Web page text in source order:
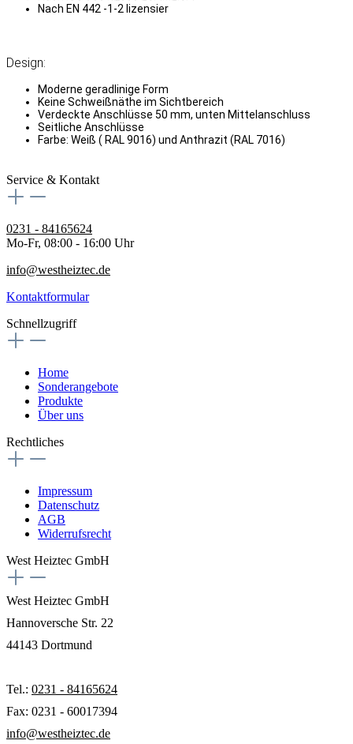
Nach EN 442 -1-2 lizensier
Design:
Moderne geradlinige Form
Keine Schweißnäthe im Sichtbereich
Verdeckte Anschlüsse 50 mm, unten Mittelanschluss
Seitliche Anschlüsse
Farbe: Weiß ( RAL 9016) und Anthrazit (RAL 7016)
Service & Kontakt
0231 - 84165624
Mo-Fr, 08:00 - 16:00 Uhr
info@westheiztec.de
Kontaktformular
Schnellzugriff
Home
Sonderangebote
Produkte
Über uns
Rechtliches
Impressum
Datenschutz
AGB
Widerrufsrecht
West Heiztec GmbH
West Heiztec GmbH
Hannoversche Str. 22
44143 Dortmund
Tel.: 0231 - 84165624
Fax: 0231 - 60017394
info@westheiztec.de